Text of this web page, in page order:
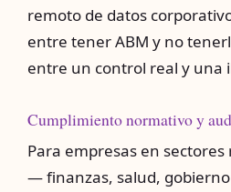
remoto de datos
entre tener ABM y no
entre un control real y una
Cumplimiento normativo y
Para empresas en sectores
— finanzas, salud,